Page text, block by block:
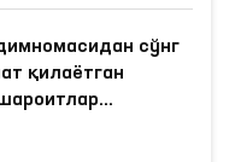
сўнг
қилаётган